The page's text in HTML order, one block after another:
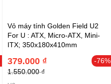
Vỏ máy tính Golden Field U2
For U : ATX, Micro-ATX, Mini-
ITX; 350x180x410mm
-76%
379.000 ₫
1.550.000 ₫